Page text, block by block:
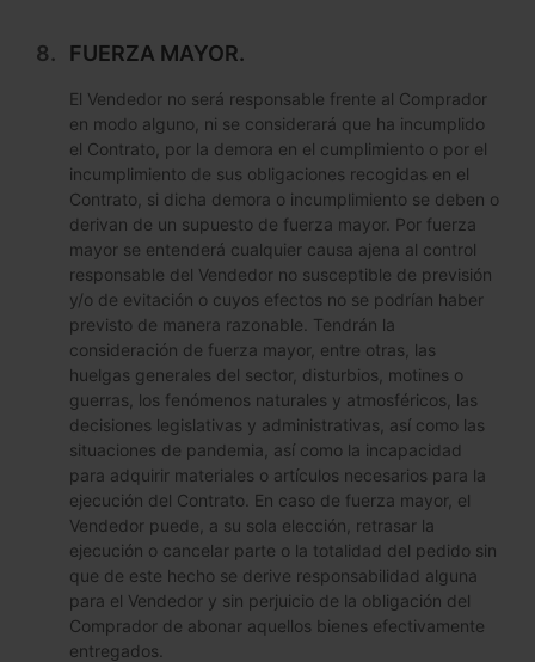
FUERZA MAYOR.
El Vendedor no será responsable frente al Comprador
en modo alguno, ni se considerará que ha incumplido
el Contrato, por la demora en el cumplimiento o por el
incumplimiento de sus obligaciones recogidas en el
Contrato, si dicha demora o incumplimiento se deben o
derivan de un supuesto de fuerza mayor. Por fuerza
mayor se entenderá cualquier causa ajena al control
responsable del Vendedor no susceptible de previsión
y/o de evitación o cuyos efectos no se podrían haber
previsto de manera razonable. Tendrán la
consideración de fuerza mayor, entre otras, las
huelgas generales del sector, disturbios, motines o
guerras, los fenómenos naturales y atmosféricos, las
decisiones legislativas y administrativas, así como las
situaciones de pandemia, así como la incapacidad
para adquirir materiales o artículos necesarios para la
ejecución del Contrato. En caso de fuerza mayor, el
Vendedor puede, a su sola elección, retrasar la
ejecución o cancelar parte o la totalidad del pedido sin
que de este hecho se derive responsabilidad alguna
para el Vendedor y sin perjuicio de la obligación del
Comprador de abonar aquellos bienes efectivamente
entregados.